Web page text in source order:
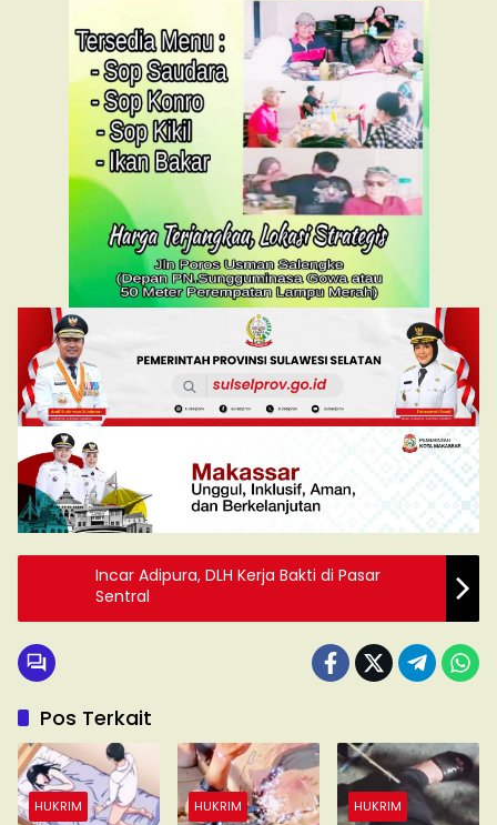
Incar Adipura, DLH Kerja Bakti di Pasar
Sentral
Pos Terkait
HUKRIM HUKRIM HUKRIM